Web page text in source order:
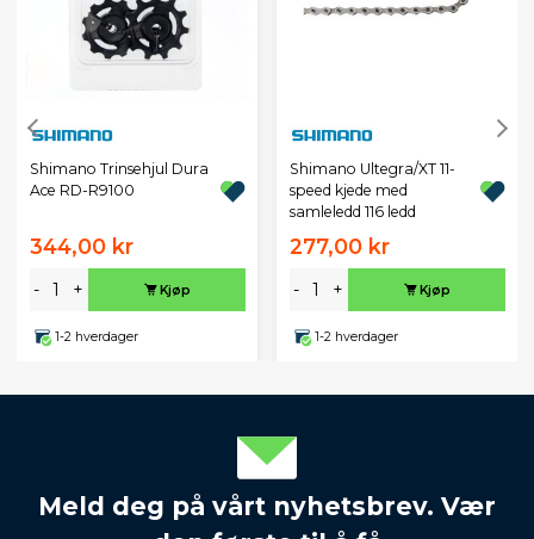
Shimano Trinsehjul Dura
Ace RD-R9100
344,00 kr
- + Kjøp
1-2 hverdager
Shimano Ultegra/XT 11-
speed kjede med
samleledd 116 ledd
277,00 kr
- + Kjøp
1-2 hverdager
Meld deg på vårt nyhetsbrev. Vær